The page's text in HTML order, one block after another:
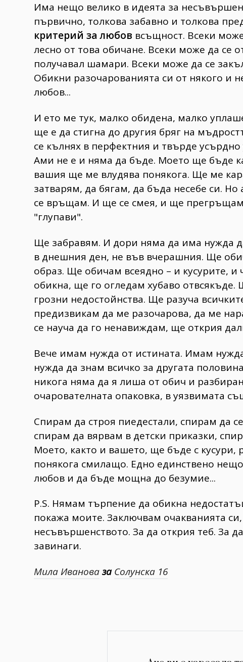
Има нещо велико в идеята за
първично, толкова забавно и толкова
критерий за любов всъщност. Всеки
лесно от това обичане. Всеки може да се
получавал шамари. Всеки може да се
Обикни разочарованията си от някого и
любов...
И ето ме тук, малко обидена, малко
ще е да стигна до другия бряг на
се кълнях в перфектния и твърде
Ами не е и няма да бъде. Моето ще бъде
вашия ще ме влудява понякога. Ще ме
затварям, да бягам, да бъда несебе си.
се връщам. И ще се смея, и ще
"глупави".
Ще забравям. И дори няма да има нужда
в днешния ден, не във вчерашния. Ще
образ. Ще обичам всеядно – и кусурите,
обикна, ще го огледам хубаво
грозни недостойнства. Ще разуча
предизвикам да ме разочарова, да ме
се науча да го ненавиждам, ще открия
Вече имам нужда от истината. Имам
нужда да знам всичко за другата
никога няма да я лиша от обич и
очарователната опаковка, в уязвимата
Спирам да строя пиедестали, спирам да
спирам да вярвам в детски приказки,
Моето, както и вашето, ще бъде с кусури,
понякога смилащо. Едно единствено
любов и да бъде мощна до безумие...
P.S. Нямам търпение да обикна
покажа моите. Заключвам очакванията
несъвършенството. За да открия теб. За
завинаги.
Мила ИвановазаСолунска 16